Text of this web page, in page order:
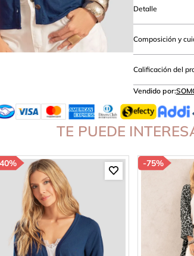
Detalle
Composición y
Calificación del
Vendido por:
TE PUEDE
-75%